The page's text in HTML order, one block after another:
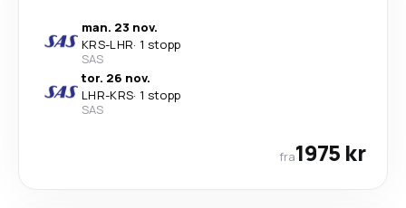
man. 23 nov.
KRS-LHR· 1 stopp
SAS
tor. 26 nov.
LHR-KRS· 1 stopp
SAS
fra1975 kr